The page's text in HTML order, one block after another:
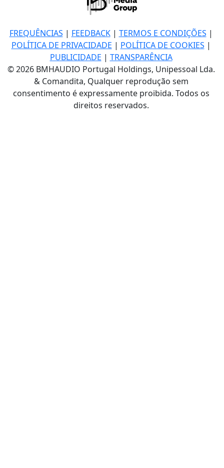
FREQUÊNCIAS | FEEDBACK| TERMOS E CONDIÇÕES |
POLÍTICA DE PRIVACIDADE | POLÍTICA DE COOKIES |
PUBLICIDADE | TRANSPARÊNCIA
© 2026 BMHAUDIO Portugal Holdings, Unipessoal Lda.
& Comandita, Qualquer reprodução sem
consentimento é expressamente proibida. Todos os
direitos reservados.